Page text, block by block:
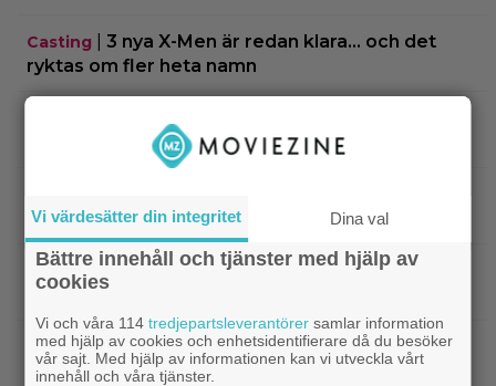
Casting
3 nya X-Men är redan klara… och det
ryktas om fler heta namn
filmer – om lönen är hög nog
Robert Langdon-skådis
HBO Max|”Gilmore Girls” fyller 25 år –
återvänder med ny dokumentär
Quiz |Filmquiz: 25 år av klassiker – vad minns du
om filmåret 2001?
Vi värdesätter din integritet Dina val
Bättre innehåll och tjänster med hjälp av
cookies
Vi och våra 114tredjepartsleverantörer samlar information
med hjälp av cookies och enhetsidentifierare då du besöker
vår sajt. Med hjälp av informationen kan vi utveckla vårt
innehåll och våra tjänster.